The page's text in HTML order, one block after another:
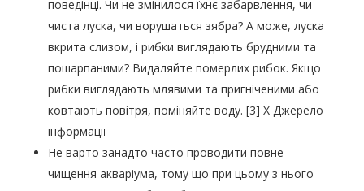
поведінці. Чи не змінилося їхнє забарвлення, чи
чиста луска, чи ворушаться зябра? А може, луска
вкрита слизом, і рибки виглядають брудними та
пошарпаними? Видаляйте померлих рибок. Якщо
рибки виглядають млявими та пригніченими або
ковтають повітря, поміняйте воду. [3] X Джерело
інформації
Не варто занадто часто проводити повне
чищення акваріума, тому що при цьому з нього